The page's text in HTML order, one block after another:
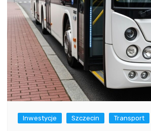
Inwestycje Szczecin Transport